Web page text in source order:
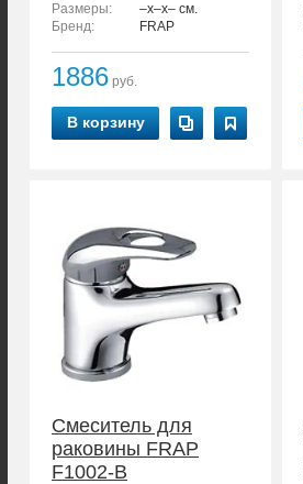
Размеры:
–x–x– см.
Бренд:
FRAP
1886 руб.
В корзину
Смеситель для
раковины FRAP
F1002-B